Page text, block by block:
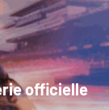
officielle